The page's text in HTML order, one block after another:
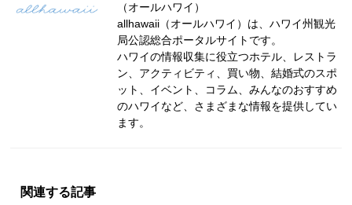
（オールハワイ）
allhawaii（オールハワイ）は、ハワイ州観光
局公認総合ポータルサイトです。
ハワイの情報収集に役立つホテル、レストラ
ン、アクティビティ、買い物、結婚式のスポ
ット、イベント、コラム、みんなのおすすめ
のハワイなど、さまざまな情報を提供してい
ます。
関連する記事